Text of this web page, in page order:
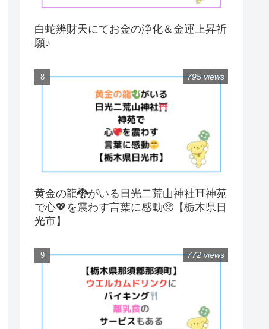
白蛇辨財天にてお金の浄化＆金運上昇祈
願♪
黄金の龍🐉がいる日光二荒山神社⛩神苑
で心💖を震わす言葉に感動🥺【栃木県日
光市】
795 views
772 views